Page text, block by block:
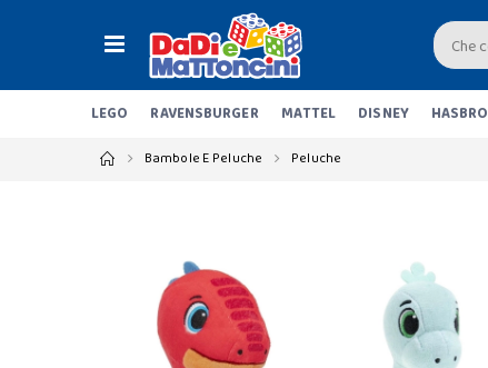
LEGO RAVENSBURGER MATTEL DISNEY HASBRO
Bambole E Peluche Peluche